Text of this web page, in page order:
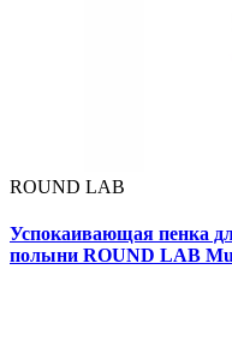
ROUND LAB
Успокаивающая пенка
полыни ROUND LAB